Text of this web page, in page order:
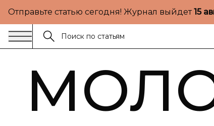
Отправьте статью сегодня! Журнал выйдет15